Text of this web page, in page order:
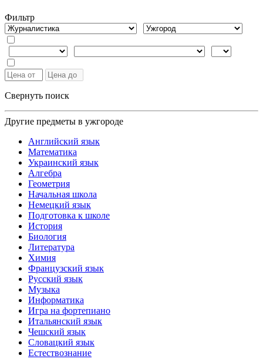
Фильтр
Свернуть поиск
Другие предметы в ужгороде
Английский язык
Математика
Украинский язык
Алгебра
Геометрия
Начальная школа
Немецкий язык
Подготовка к школе
История
Биология
Литература
Химия
Французский язык
Русский язык
Музыка
Информатика
Игра на фортепиано
Итальянский язык
Чешский язык
Словацкий язык
Естествознание